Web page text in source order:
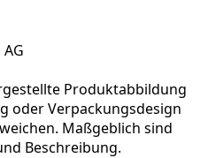
Produktabbildung
oder Verpackungsdesign
Maßgeblich sind
Beschreibung.